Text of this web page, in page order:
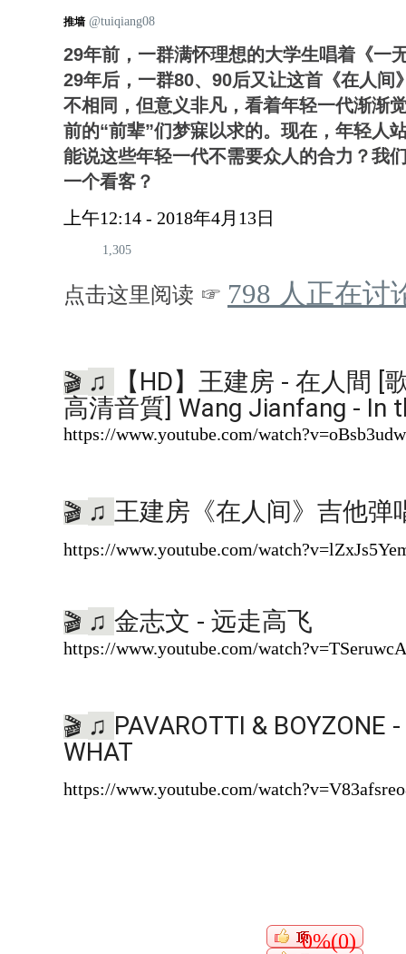
推墙 @tuiqiang08
29年前，一群满怀理想的大学生唱着《一
29年后，一群80、90后又让这首《在人间
不相同，但意义非凡，看着年轻一代渐渐
前的“前辈”们梦寐以求的。现在，年轻人
能说这些年轻一代不需要众人的合力？我
一个看客？
上午12:14 - 2018年4月13日
1,305
点击这里阅读 ☞ 798 人正在讨
🎬 ♫
【HD】王建房 - 在人間 [
高清音質] Wang Jianfang - In
https://www.youtube.com/
🎬 ♫ 王建房《在人间》吉他弹
https://www.youtube.com/
🎬 ♫ 金志文 - 远走高飞
https://www.youtube.com/
🎬 ♫ PAVAROTTI & BOYZONE
WHAT
https://www.youtube.com/
0%(0)